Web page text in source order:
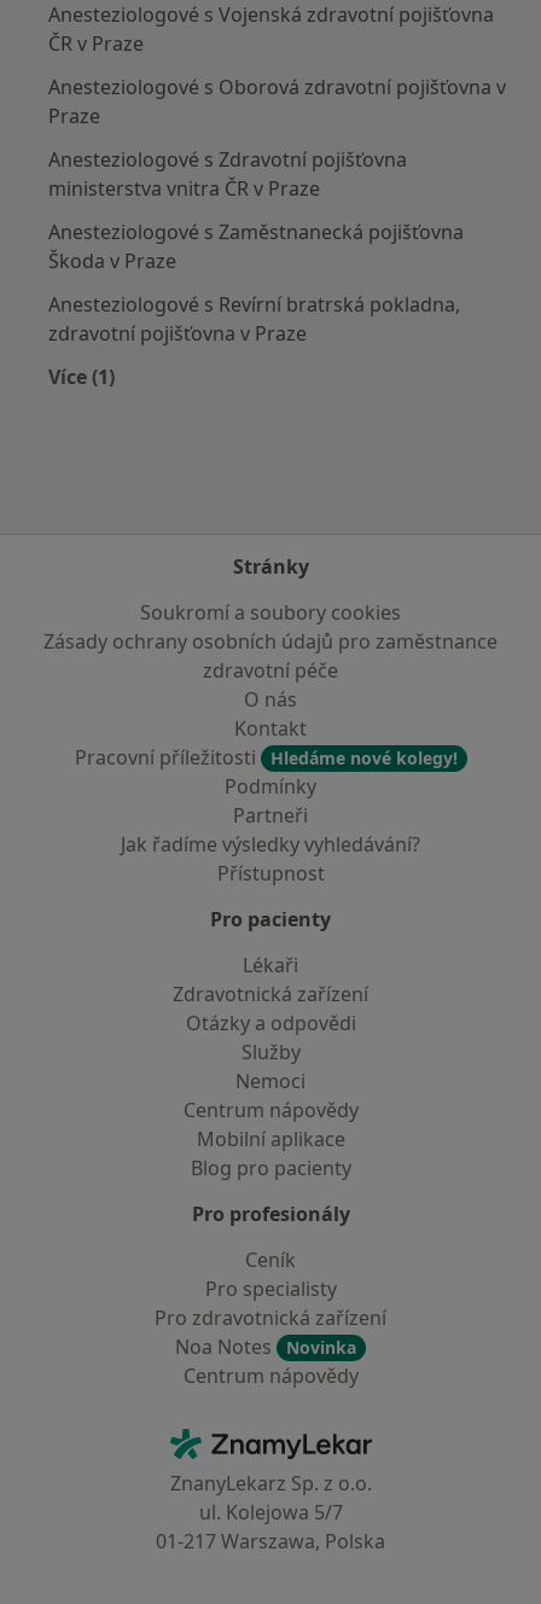
Anesteziologové s Vojenská zdravotní pojišťovna
ČR v Praze
Anesteziologové s Oborová zdravotní pojišťovna v
Praze
Anesteziologové s Zdravotní pojišťovna
ministerstva vnitra ČR v Praze
Anesteziologové s Zaměstnanecká pojišťovna
Škoda v Praze
Anesteziologové s Revírní bratrská pokladna,
zdravotní pojišťovna v Praze
Více (1)
Stránky
Soukromí a soubory cookies
Zásady ochrany osobních údajů pro zaměstnance
zdravotní péče
O nás
Kontakt
Pracovní příležitosti
Hledáme nové kolegy!
Podmínky
Partneři
Jak řadíme výsledky vyhledávání?
Přístupnost
Pro pacienty
Lékaři
Zdravotnická zařízení
Otázky a odpovědi
Služby
Nemoci
Centrum nápovědy
Mobilní aplikace
Blog pro pacienty
Pro profesionály
Ceník
Pro specialisty
Pro zdravotnická zařízení
Noa Notes
Novinka
Centrum nápovědy
ZnamyLekar - Hlavní stránka
ZnanyLekarz Sp. z o.o.
ul. Kolejowa 5/7
01-217 Warszawa, Polska